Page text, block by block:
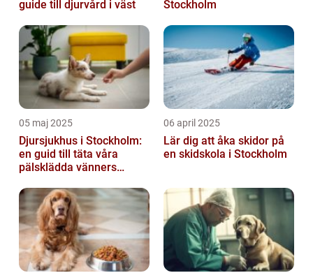
guide till djurvård i väst
Stockholm
05 maj 2025
Djursjukhus i Stockholm:
en guid till täta våra
pälsklädda vänners
06 april 2025
Lär dig att åka skidor på
en skidskola i Stockholm